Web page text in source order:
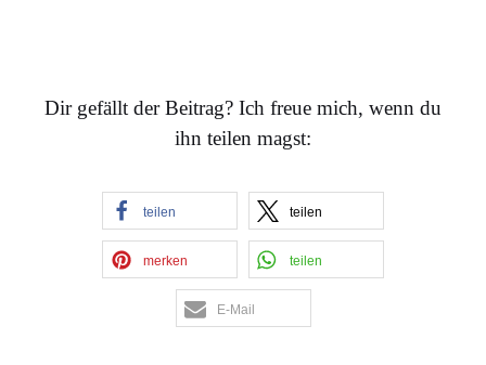
Dir gefällt der Beitrag? Ich freue mich, wenn du
ihn teilen magst:
teilen teilen
merken teilen
E-Mail